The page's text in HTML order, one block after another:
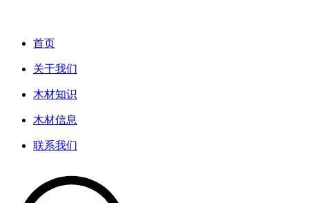
首页
关于我们
木材知识
木材信息
联系我们